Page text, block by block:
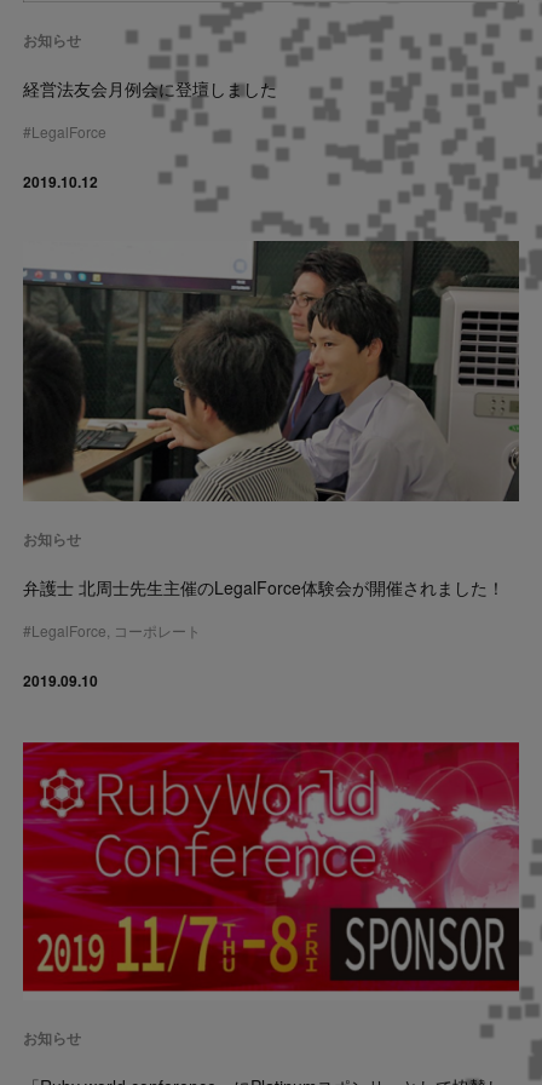
お知らせ
経営法友会月例会に登壇しました
#LegalForce
2019.10.12
お知らせ
弁護士 北周士先生主催のLegalForce体験会が開催されました！
#LegalForce コーポレート
2019.09.10
お知らせ